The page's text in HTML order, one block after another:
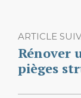
ARTICLE
Rénover
pièges